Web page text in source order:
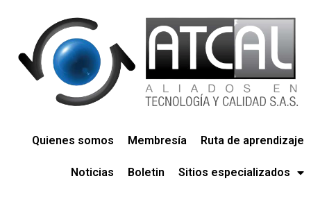
Quienes somos Membresía Ruta de aprendizaje
Noticias Boletin Sitios especializados